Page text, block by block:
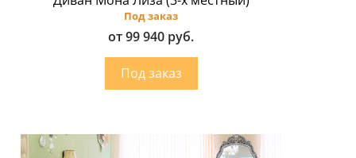
Под заказ
от 99 940 руб.